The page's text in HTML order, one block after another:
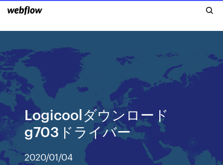
Logicoolダウンロード
g703ドライバー
2020/01/04